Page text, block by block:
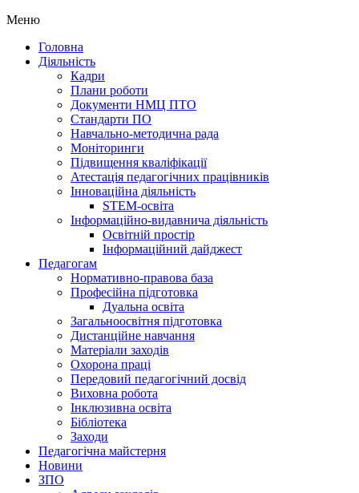
Меню
Головна
Діяльність
Кадри
Плани роботи
Документи НМЦ ПТО
Стандарти ПО
Навчально-методична рада
Моніторинги
Підвищення кваліфікації
Атестація педагогічних працівників
Інноваційна діяльність
STEM-освіта
Інформаційно-видавнича діяльність
Освітній простір
Інформаційний дайджест
Педагогам
Нормативно-правова база
Професійна підготовка
Дуальна освіта
Загальноосвітня підготовка
Дистанційне навчання
Матеріали заходів
Охорона праці
Передовий педагогічний досвід
Виховна робота
Інклюзивна освіта
Бібліотека
Заходи
Педагогічна майстерня
Новини
ЗПО